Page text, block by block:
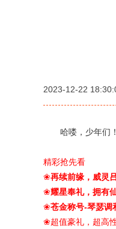
2023-12-22
哈喽，少年们！
精彩抢先看
❀再续前缘，威灵
❀耀星奉礼，拥有
❀苍金称号-琴瑟调
❀超值豪礼，超高